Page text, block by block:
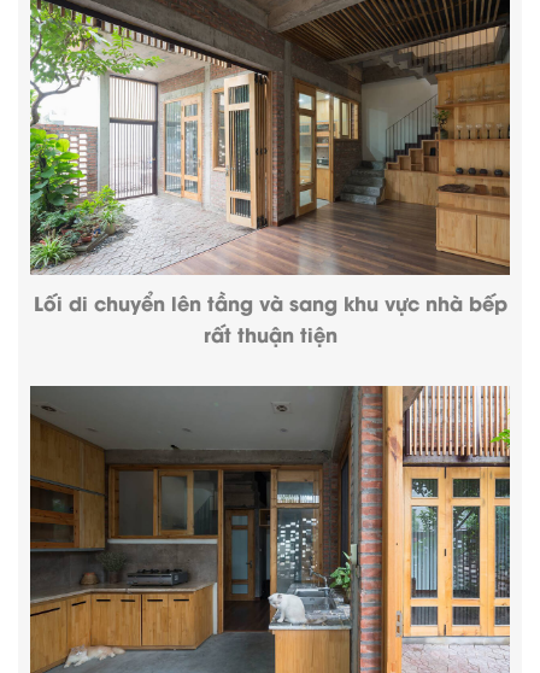
Lối di chuyển lên tầng và sang khu vực nhà bếp
rất thuận tiện